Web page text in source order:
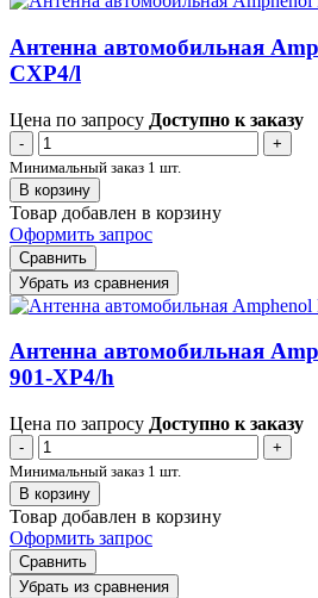
Антенна автомобильная
CXP4/l
Цена по запросу Доступно к заказу
-
+
Минимальный заказ 1 шт.
В корзину
Товар добавлен в корзину
Оформить запрос
Сравнить
Убрать из сравнения
Антенна автомобильная
901-XP4/h
Цена по запросу Доступно к заказу
-
+
Минимальный заказ 1 шт.
В корзину
Товар добавлен в корзину
Оформить запрос
Сравнить
Убрать из сравнения